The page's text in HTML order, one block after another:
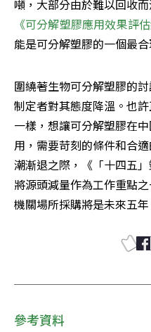
噸，大部分由於難以回收
《可分解塑膠應用效果評
能是可分解塑膠的一個最
圍繞著生物可分解塑膠的
制定者對其態度降溫。也
一樣，想讓可分解塑膠在
用，需要苛刻的條件和合
潮漸退之際，《「十四五
將源頭減量作為工作重點
機關場所採購將是未來五
參考資料